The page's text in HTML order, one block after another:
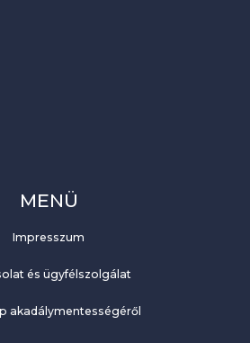
MENÜ
Impresszum
és ügyfélszolgálat
akadálymentességéről